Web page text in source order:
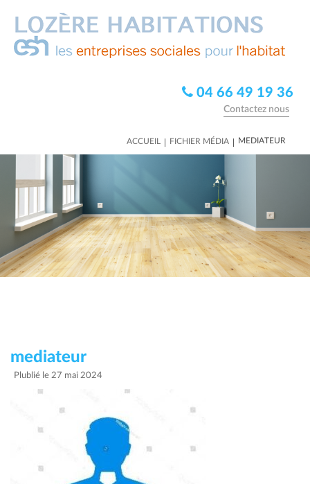
04 66 49 19 36
Contactez nous
ACCUEIL | FICHIER MÉDIA | MEDIATEUR
mediateur
Plublié le 27 mai 2024